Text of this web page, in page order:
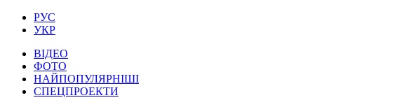
РУС
УКР
ВІДЕО
ФОТО
НАЙПОПУЛЯРНІШІ
СПЕЦПРОЕКТИ